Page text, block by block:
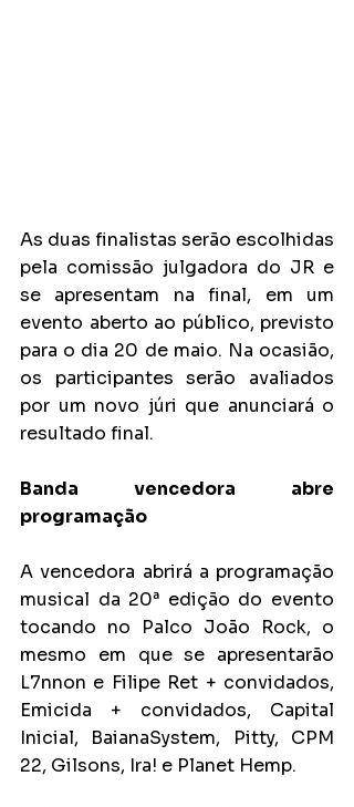
As duas finalistas serão escolhidas
pela comissão julgadora do JR e
se apresentam na final, em um
evento aberto ao público, previsto
para o dia 20 de maio. Na ocasião,
os participantes serão avaliados
por um novo júri que anunciará o
resultado final.
Banda vencedora abre
programação
A vencedora abrirá a programação
musical da 20ª edição do evento
tocando no Palco João Rock, o
mesmo em que se apresentarão
L7nnon e Filipe Ret + convidados,
Emicida + convidados, Capital
Inicial, BaianaSystem, Pitty, CPM
22, Gilsons, Ira! e Planet Hemp.